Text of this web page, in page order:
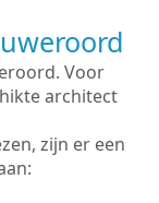
Voor
architect
zijn er een